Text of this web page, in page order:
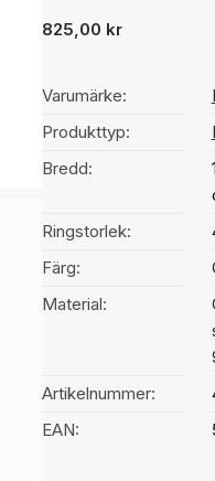
825,00 kr
Varumärke:
Produkttyp:
Bredd:
Ringstorlek:
Färg:
Material:
Artikelnummer:
EAN: